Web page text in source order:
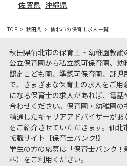
佐賀県 沖縄県
TOP 秋田県 仙北市の保育士求人一覧
秋田県仙北市の保育士・幼稚園教諭
公立保育園から私立認可保育園、幼
認定こども園、準認可保育園、託児
で、さまざまな保育士の求人をご用
になる保育士の求人があれば、電話
合わせください。保育園・幼稚園の
精通したキャリアアドバイザーがあ
をご紹介させていただきます。仙北
転職サイト【保育士バンク!】
学生の方の応募は「保育士バンク！
料）をご利用ください。